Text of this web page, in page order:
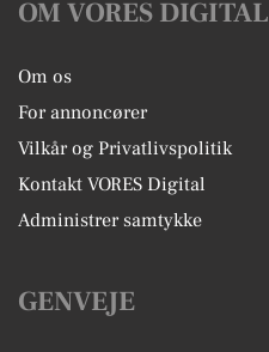
OM VORES DIGITAL
Om os
For annoncører
Vilkår og Privatlivspolitik
Kontakt VORES Digital
Administrer samtykke
GENVEJE